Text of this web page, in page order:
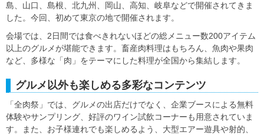
島、山口、島根、北九州、岡山、高知、岐阜などで開催されてきま
した。今回、初めて東京の地で開催されます。
会場では、2日間では食べきれないほどの総メニュー数200アイテム
以上のグルメが堪能できます。畜産肉料理はもちろん、魚肉や果肉
など、多様な「肉」をテーマにした料理が全国から集結します。
グルメ以外も楽しめる多彩なコンテンツ
「全肉祭」では、グルメの出店だけでなく、企業ブースによる無料
体験やサンプリング、好評のワイン試飲コーナーも用意されていま
す。また、お子様連れでも楽しめるよう、大型エアー遊具や射的、